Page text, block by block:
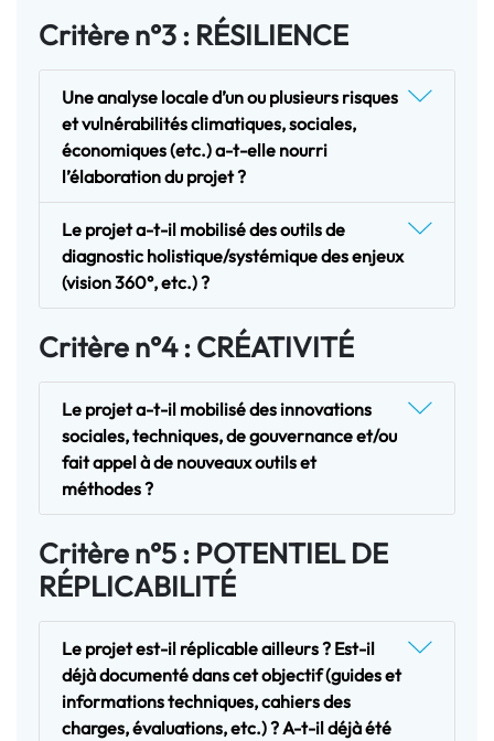
Critère n°3 : RÉSILIENCE
Une analyse locale d’un ou plusieurs risques
et vulnérabilités climatiques, sociales,
économiques (etc.) a-t-elle nourri
l’élaboration du projet ?
Le projet a-t-il mobilisé des outils de
diagnostic holistique/systémique des enjeux
(vision 360°, etc.) ?
Critère n°4 : CRÉATIVITÉ
Le projet a-t-il mobilisé des innovations
sociales, techniques, de gouvernance et/ou
fait appel à de nouveaux outils et
méthodes ?
Critère n°5 : POTENTIEL DE
RÉPLICABILITÉ
Le projet est-il réplicable ailleurs ? Est-il
déjà documenté dans cet objectif (guides et
informations techniques, cahiers des
charges, évaluations, etc.) ? A-t-il déjà été